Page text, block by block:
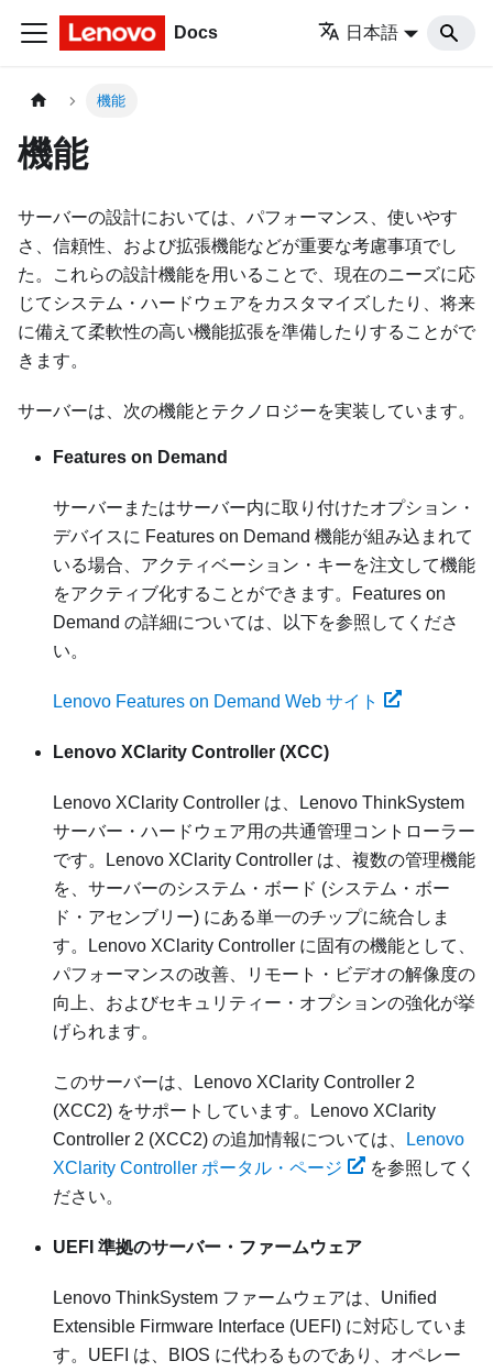
Docs 日本語
機能
機能
サーバーの設計においては、パフォーマンス、使いやす
さ、信頼性、および拡張機能などが重要な考慮事項でし
た。これらの設計機能を用いることで、現在のニーズに応
じてシステム・ハードウェアをカスタマイズしたり、将来
に備えて柔軟性の高い機能拡張を準備したりすることがで
きます。
サーバーは、次の機能とテクノロジーを実装しています。
Features on Demand
サーバーまたはサーバー内に取り付けたオプション・
デバイスに Features on Demand 機能が組み込まれて
いる場合、アクティベーション・キーを注文して機能
をアクティブ化することができます。Features on
Demand の詳細については、以下を参照してくださ
い。
Lenovo Features on Demand Web サイト
Lenovo XClarity Controller (XCC)
Lenovo XClarity Controller は、
Lenovo ThinkSystem
サーバー・ハードウェア用の共通管理コントローラー
です。
Lenovo XClarity Controller は、複数の管理機能
を、サーバーのシステム・ボード (システム・ボー
ド・アセンブリー) にある単一のチップに統合しま
す。
Lenovo XClarity Controller に固有の機能として、
パフォーマンスの改善、リモート・ビデオの解像度の
向上、およびセキュリティー・オプションの強化が挙
げられます。
このサーバーは、Lenovo XClarity Controller 2
(XCC2) をサポートしています。Lenovo XClarity
Controller 2 (XCC2) の追加情報については、
Lenovo
XClarity Controller ポータル・ページ
を参照してく
ださい。
UEFI 準拠のサーバー・ファームウェア
Lenovo ThinkSystem ファームウェアは、Unified
Extensible Firmware Interface (UEFI) に対応していま
す。UEFI は、BIOS に代わるものであり、オペレー